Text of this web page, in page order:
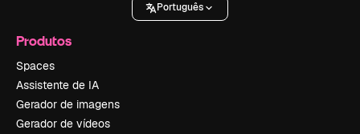
Português
Produtos
Spaces
Assistente de IA
Gerador de imagens
Gerador de vídeos